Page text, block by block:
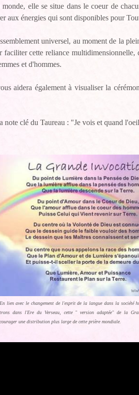
elle se situe dans le coeur de
aux énergies qui sont disponibles pour
universel, au moment de la
faciliter cette reliance
et d'hommes.
aidera également à visualiser la
note clé du Taureau : "Je vois et quand
lien avec le changement de l'esprit de la langue dans la société
dans l'Ere du Verseau, cette " version adaptée" de la
une distribution plus large de cette prière mondiale.